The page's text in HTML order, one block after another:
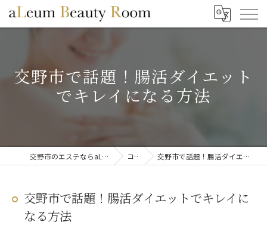
交野市で話題！腸活ダイエット
でキレイになる方法
交野市のエステならaLeum Beauty Room コラム 交野市で話題！腸活ダイエットでキレイになる方法
交野市で話題！腸活ダイエットでキレイに
なる方法